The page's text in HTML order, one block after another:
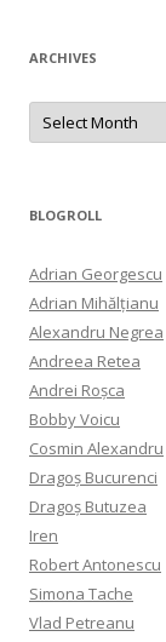
ARCHIVES
Archives
BLOGROLL
Adrian Georgescu
Adrian Mihălțianu
Alexandru Negrea
Andreea Retea
Andrei Roșca
Bobby Voicu
Cosmin Alexandru
Dragoș Bucurenci
Dragoș Butuzea
Iren
Robert Antonescu
Simona Tache
Vlad Petreanu